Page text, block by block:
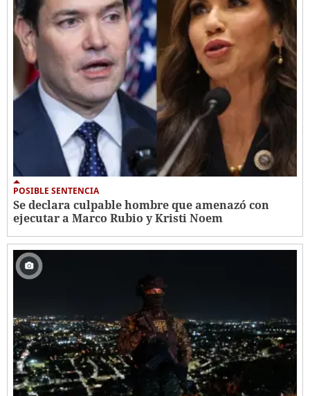
POSIBLE SENTENCIA
Se declara culpable hombre que amenazó con
ejecutar a Marco Rubio y Kristi Noem